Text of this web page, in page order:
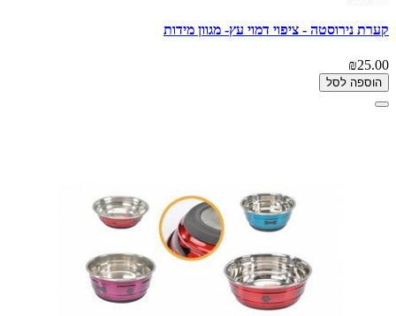
קערת נירוסטה - ציפוי דמוי עץ- מגוון מידות
₪25.00
הוספה לסל